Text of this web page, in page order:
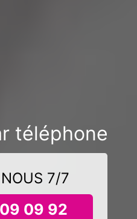
téléphone
7/7
09 92